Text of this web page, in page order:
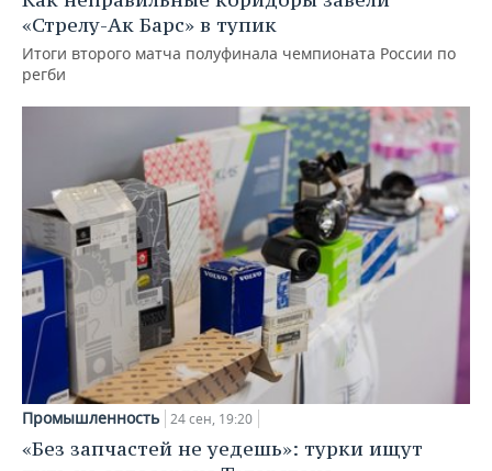
«Стрелу-Ак Барс» в тупик
Итоги второго матча полуфинала чемпионата России по
регби
Промышленность 24 сен, 19:20
«Без запчастей не уедешь»: турки ищут